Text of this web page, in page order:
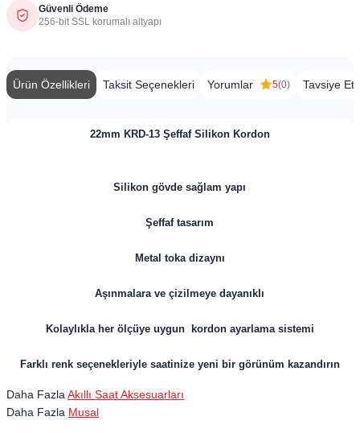
Güvenli Ödeme
256-bit SSL korumalı altyapı
Ürün Özellikleri Taksit Seçenekleri Yorumlar 5(0) Tavsiye Et
22mm ​​​KRD-13 Şeffaf Silikon Kordon
Silikon gövde sağlam yapı
Şeffaf tasarım
Metal toka dizaynı
Aşınmalara ve çizilmeye dayanıklı
Kolaylıkla her ölçüye uygun kordon ayarlama sistemi
Farklı renk seçenekleriyle saatinize yeni bir görünüm kazandırın
Daha Fazla Akıllı Saat Aksesuarları
Daha Fazla Musal